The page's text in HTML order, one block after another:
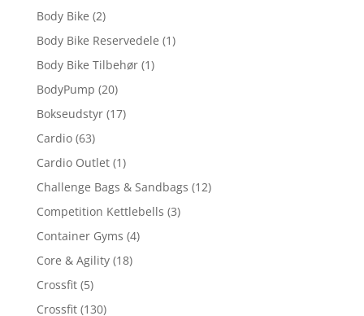
Body Bike (2)
Body Bike Reservedele (1)
Body Bike Tilbehør (1)
BodyPump (20)
Bokseudstyr (17)
Cardio (63)
Cardio Outlet (1)
Challenge Bags & Sandbags (12)
Competition Kettlebells (3)
Container Gyms (4)
Core & Agility (18)
Crossfit (5)
Crossfit (130)